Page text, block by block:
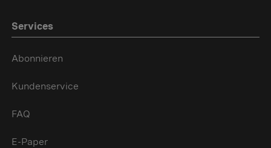
Services
Abonnieren
Kundenservice
FAQ
E-Paper